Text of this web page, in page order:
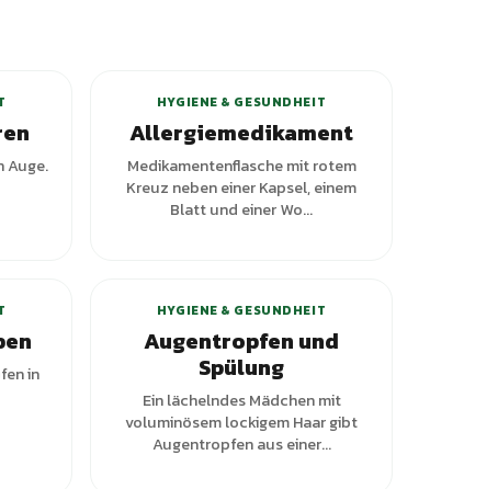
Auge.
HYGIENE & GESUNDHEIT
Allergiemedikament
Medikamentenflasche mit rotem
Kreuz neben einer Kapsel, einem
Blatt und einer Wo...
in
HYGIENE & GESUNDHEIT
Augentropfen und
Spülung
Ein lächelndes Mädchen mit
voluminösem lockigem Haar gibt
Augentropfen aus einer...